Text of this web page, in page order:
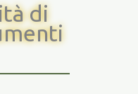
di